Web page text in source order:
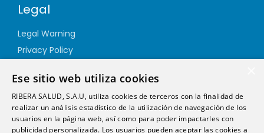
Legal
Legal Warning
Privacy Policy
Quality Policy
Information Security Policy
Ethics channel
Ese sitio web utiliza cookies
RIBERA SALUD, S.A.U, utiliza cookies de terceros con la finalidad de
realizar un análisis estadístico de la utilización de navegación de los
usuarios en la página web, así como para poder impactarles con
publicidad personalizada. Los usuarios pueden aceptar las cookies a